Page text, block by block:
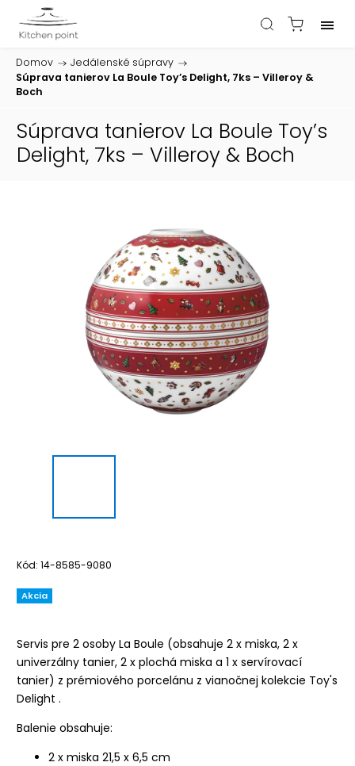
Domov / Jedálenské súpravy /
Súprava tanierov La Boule Toy’s Delight, 7ks – Villeroy &
Boch
Súprava tanierov La Boule Toy’s
Delight, 7ks – Villeroy & Boch
Kód: 14-8585-9080
Akcia
Servis pre 2 osoby La Boule (obsahuje 2 x miska, 2 x
univerzálny tanier, 2 x plochá miska a 1 x servírovací
tanier) z prémiového porcelánu z vianočnej kolekcie Toy's
Delight .
Balenie obsahuje:
2 x miska 21,5 x 6,5 cm